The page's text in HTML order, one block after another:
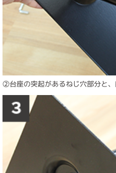
②台座の突起があるねじ穴部分と、